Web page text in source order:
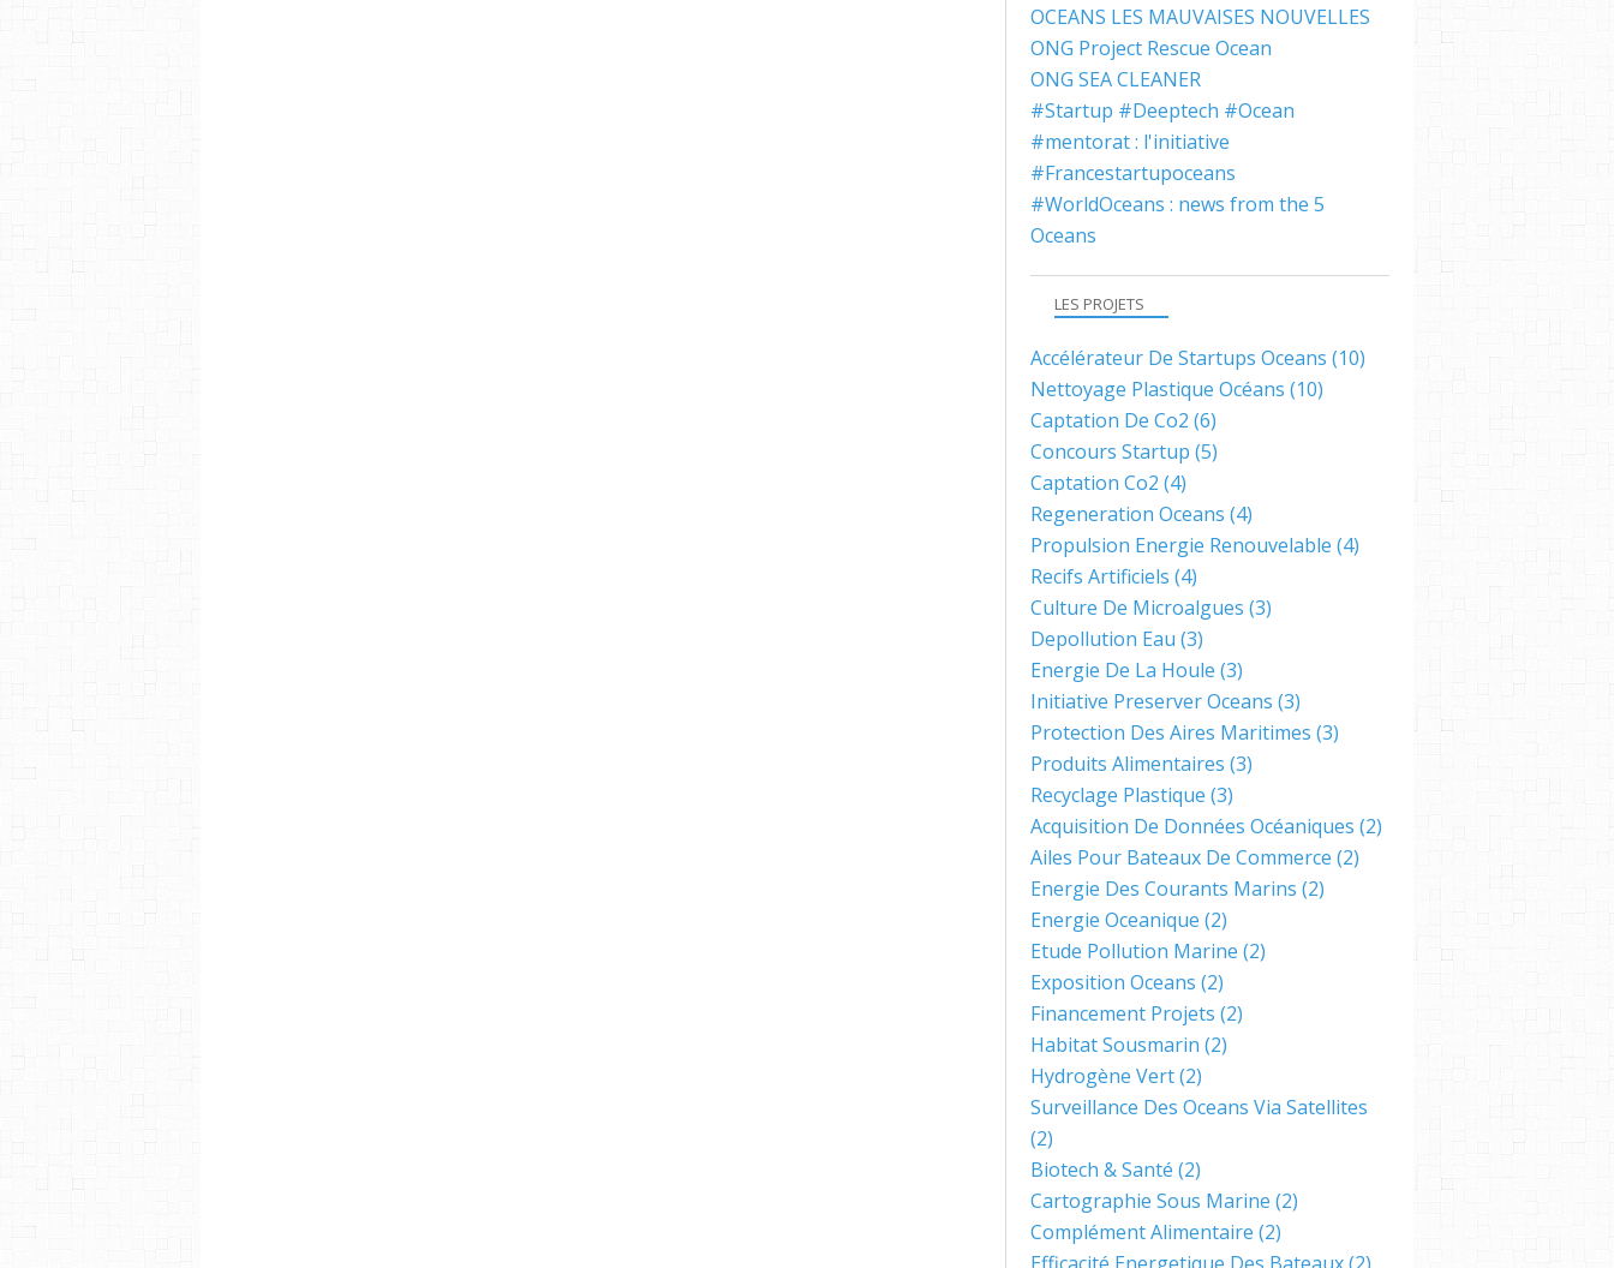
OCEANS LES MAUVAISES NOUVELLES
ONG Project Rescue Ocean
ONG SEA CLEANER
#Startup #Deeptech #Ocean
#mentorat : l'initiative
#Francestartupoceans
#WorldOceans : news from the 5
Oceans
LES PROJETS
Accélérateur De Startups Oceans (10)
Nettoyage Plastique Océans (10)
Captation De Co2 (6)
Concours Startup (5)
Captation Co2 (4)
Regeneration Oceans (4)
Propulsion Energie Renouvelable (4)
Recifs Artificiels (4)
Culture De Microalgues (3)
Depollution Eau (3)
Energie De La Houle (3)
Initiative Preserver Oceans (3)
Protection Des Aires Maritimes (3)
Produits Alimentaires (3)
Recyclage Plastique (3)
Acquisition De Données Océaniques (2)
Ailes Pour Bateaux De Commerce (2)
Energie Des Courants Marins (2)
Energie Oceanique (2)
Etude Pollution Marine (2)
Exposition Oceans (2)
Financement Projets (2)
Habitat Sousmarin (2)
Hydrogène Vert(2)
Surveillance Des Oceans Via Satellites
(2)
Biotech & Santé (2)
Cartographie Sous Marine (2)
Complément Alimentaire (2)